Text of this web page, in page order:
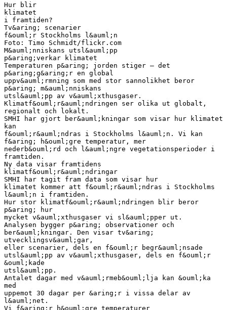
Hur blir
klimatet
i framtiden?
Tv&aring; scenarier
f&ouml;r Stockholms l&auml;n
Foto: Timo Schmidt/flickr.com
M&auml;nniskans utsl&auml;pp
p&aring;verkar klimatet
Temperaturen p&aring; jorden stiger – det
p&aring;g&aring;r en global
uppv&auml;rmning som med stor sannolikhet beror
p&aring; m&auml;nniskans
utsl&auml;pp av v&auml;xthusgaser.
Klimatf&ouml;r&auml;ndringen ser olika ut globalt,
regionalt och lokalt.
SMHI har gjort ber&auml;kningar som visar hur klimatet
kan
f&ouml;r&auml;ndras i Stockholms l&auml;n. Vi kan
f&aring; h&ouml;gre temperatur, mer
nederb&ouml;rd och l&auml;ngre vegetationsperioder i
framtiden.
Ny data visar framtidens
klimatf&ouml;r&auml;ndringar
SMHI har tagit fram data som visar hur
klimatet kommer att f&ouml;r&auml;ndras i Stockholms
l&auml;n i framtiden.
Hur stor klimatf&ouml;r&auml;ndringen blir beror
p&aring; hur
mycket v&auml;xthusgaser vi sl&auml;pper ut.
Analysen bygger p&aring; observationer och
ber&auml;kningar. Den visar tv&aring;
utvecklingsv&auml;gar,
eller scenarier, dels en f&ouml;r begr&auml;nsade
utsl&auml;pp av v&auml;xthusgaser, dels en f&ouml;r
&ouml;kade
utsl&auml;pp.
Antalet dagar med v&auml;rmeb&ouml;lja kan &ouml;ka
med
uppemot 30 dagar per &aring;r i vissa delar av
l&auml;net.
Vi f&aring;r h&ouml;gre temperaturer